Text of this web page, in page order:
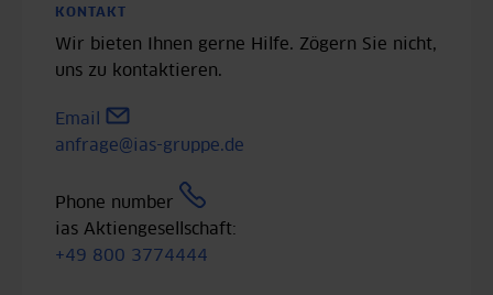
KONTAKT
Wir bieten Ihnen gerne Hilfe. Zögern Sie nicht,
uns zu kontaktieren.
Email
anfrage@ias-gruppe.de
Phone number
ias Aktiengesellschaft:
+49 800 3774444